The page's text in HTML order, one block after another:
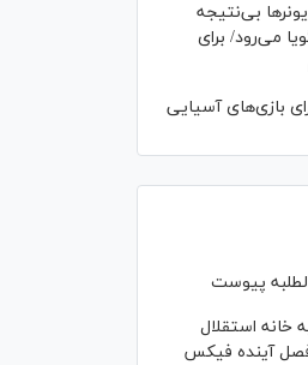
بی‌نتیجه
می‌رود/ برای
بازی‌های آسیایی
پیوست
خانه استقلال
جوان فصل آینده فیکس